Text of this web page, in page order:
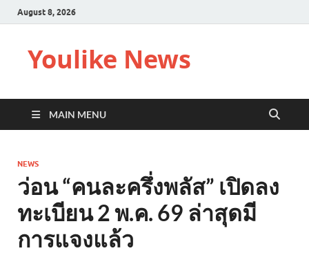
August 8, 2026
Youlike News
MAIN MENU
NEWS
ว่อน “คนละครึ่งพลัส” เปิดลง
ทะเบียน 2 พ.ค. 69 ล่าสุดมี
การแจงแล้ว